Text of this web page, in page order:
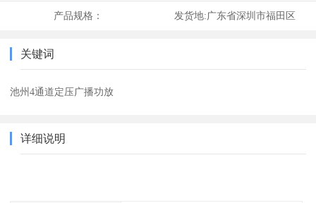
产品规格： 发货地:广东省深圳市福田区
关键词
池州4通道定压广播功放
详细说明